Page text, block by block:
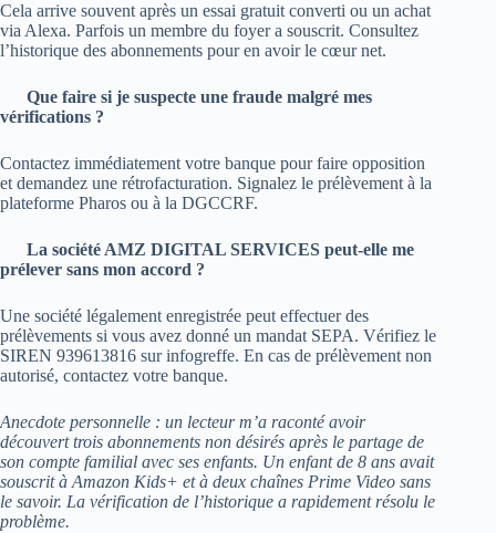
Cela arrive souvent après un essai gratuit converti ou un achat
via Alexa. Parfois un membre du foyer a souscrit. Consultez
l’historique des abonnements pour en avoir le cœur net.
Que faire si je suspecte une fraude malgré mes
vérifications ?
Contactez immédiatement votre banque pour faire opposition
et demandez une rétrofacturation. Signalez le prélèvement à la
plateforme Pharos ou à la DGCCRF.
La société AMZ DIGITAL SERVICES peut‑elle me
prélever sans mon accord ?
Une société légalement enregistrée peut effectuer des
prélèvements si vous avez donné un mandat SEPA. Vérifiez le
SIREN 939613816 sur infogreffe. En cas de prélèvement non
autorisé, contactez votre banque.
Anecdote personnelle : un lecteur m’a raconté avoir
découvert trois abonnements non désirés après le partage de
son compte familial avec ses enfants. Un enfant de 8 ans avait
souscrit à Amazon Kids+ et à deux chaînes Prime Video sans
le savoir. La vérification de l’historique a rapidement résolu le
problème.